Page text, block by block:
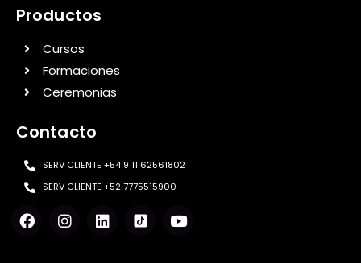
Productos
Cursos
Formaciones
Ceremonias
Contacto
SERV CLIENTE +54 9 11 62561802
SERV CLIENTE +52 7775515900